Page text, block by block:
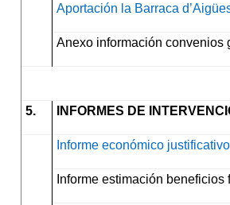
Aportación la Barraca
Anexo información convenios
5. INFORMES DE
Informe económico
Informe estimación beneficios